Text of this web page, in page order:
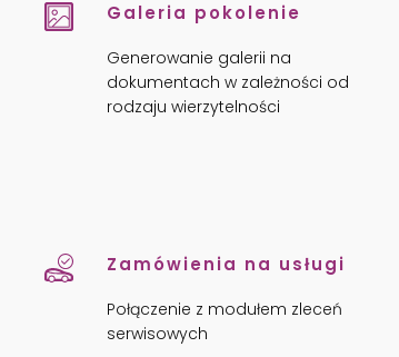
Galeria pokolenie
Generowanie galerii na
dokumentach w zależności od
rodzaju wierzytelności
Zamówienia na usługi
Połączenie z modułem zleceń
serwisowych